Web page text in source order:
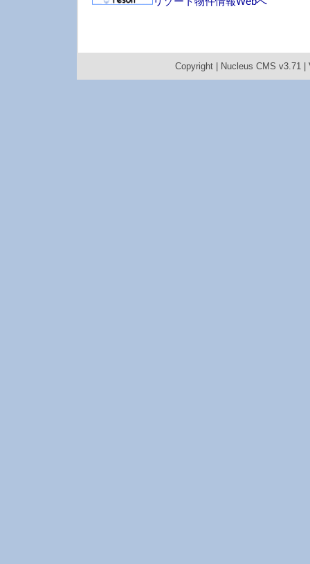
Copyright | Nucleus CMS v3.71